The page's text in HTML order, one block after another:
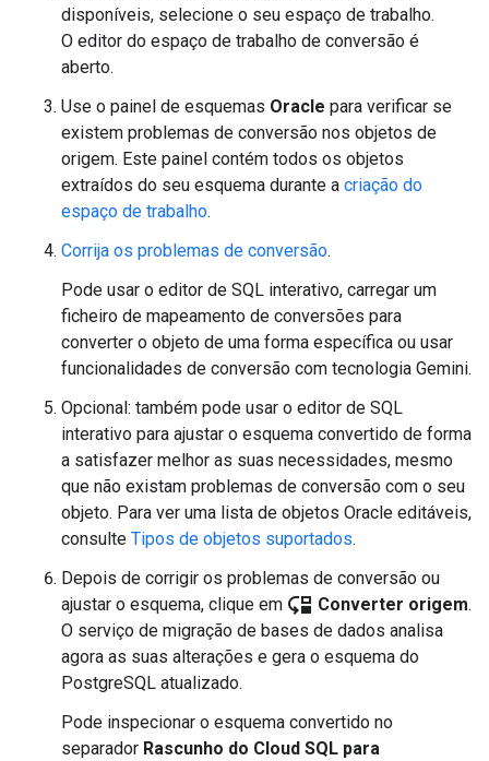
disponíveis, selecione o seu espaço de trabalho.
O editor do espaço de trabalho de conversão é
aberto.
Use o painel de esquemas Oracle para verificar se
existem problemas de conversão nos objetos de
origem. Este painel contém todos os objetos
extraídos do seu esquema durante a criação do
espaço de trabalho.
Corrija os problemas de conversão.
Pode usar o editor de SQL interativo, carregar um
ficheiro de mapeamento de conversões para
converter o objeto de uma forma específica ou usar
funcionalidades de conversão com tecnologia Gemini.
Opcional: também pode usar o editor de SQL
interativo para ajustar o esquema convertido de forma
a satisfazer melhor as suas necessidades, mesmo
que não existam problemas de conversão com o seu
objeto. Para ver uma lista de objetos Oracle editáveis,
consulte Tipos de objetos suportados.
Depois de corrigir os problemas de conversão ou
ajustar o esquema, clique em move_down Converter origem.
O serviço de migração de bases de dados analisa
agora as suas alterações e gera o esquema do
PostgreSQL atualizado.
Pode inspecionar o esquema convertido no
separador Rascunho do Cloud SQL para